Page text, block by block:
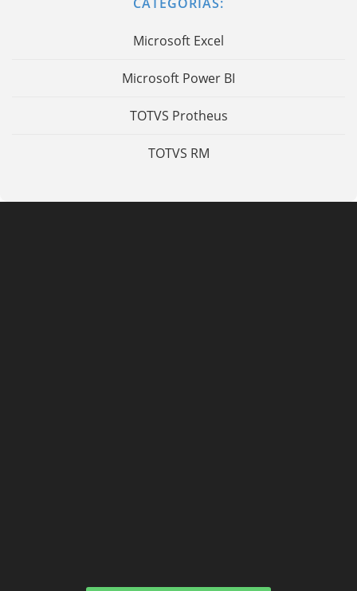
Microsoft Excel
Microsoft Power BI
TOTVS Protheus
TOTVS RM